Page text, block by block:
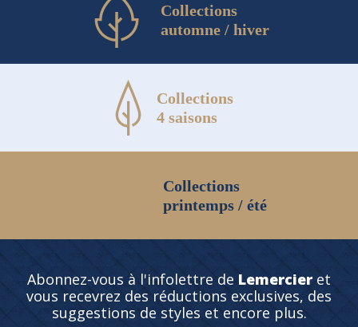
Collections
automne / hiver
Collections
4 saisons
Collections
printemps / été
Abonnez-vous à l'infolettre de Lemercier et
vous recevrez des réductions exclusives, des
suggestions de styles et encore plus.